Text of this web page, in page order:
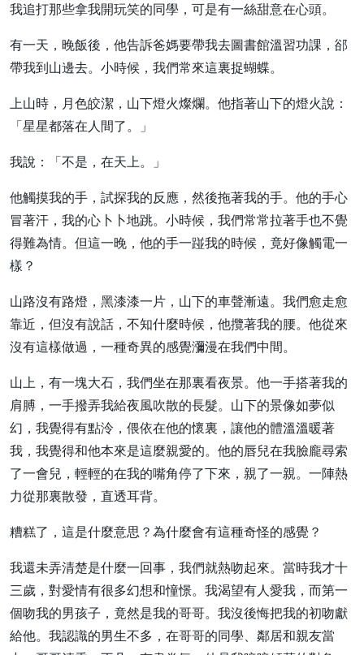
我追打那些拿我開玩笑的同學，可是有一絲甜意在心頭。
有一天，晚飯後，他告訴爸媽要帶我去圖書館溫習功課，郤
帶我到山邊去。小時候，我們常來這裏捉蝴蝶。
上山時，月色皎潔，山下燈火燦爛。他指著山下的燈火說：
「星星都落在人間了。」
我說：「不是，在天上。」
他觸摸我的手，試探我的反應，然後拖著我的手。他的手心
冒著汗，我的心卜卜地跳。小時候，我們常常拉著手也不覺
得難為情。但這一晚，他的手一踫我的時候，竟好像觸電一
樣？
山路沒有路燈，黑漆漆一片，山下的車聲漸遠。我們愈走愈
靠近，但沒有說話，不知什麼時候，他攬著我的腰。他從來
沒有這樣做過，一種奇異的感覺瀰漫在我們中間。
山上，有一塊大石，我們坐在那裏看夜景。他一手搭著我的
肩膊，一手撥弄我給夜風吹散的長髮。山下的景像如夢似
幻，我覺得有點泠，偎依在他的懷裏，讓他的體溫溫暖著
我，我覺得和他本來是這麼親愛的。他的唇兒在我臉龐尋索
了一會兒，輕輕的在我的嘴角停了下來，親了一親。一陣熱
力從那裏散發，直透耳背。
糟糕了，這是什麼意思？為什麼會有這種奇怪的感覺？
我還未弄清楚是什麼一回事，我們就熱吻起來。當時我才十
三歲，對愛情有很多幻想和憧憬。我渴望有人愛我，而第一
個吻我的男孩子，竟然是我的哥哥。我沒後悔把我的初吻獻
給他。我認識的男生不多，在哥哥的同學、鄰居和親友當